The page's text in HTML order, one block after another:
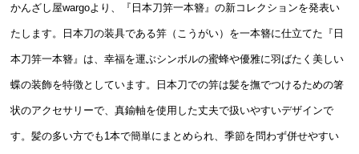
かんざし屋wargoより、『日本刀笄一本簪』の新コレクションを発表い
たします。日本刀の装具である笄（こうがい）を一本簪に仕立てた『日
本刀笄一本簪』は、幸福を運ぶシンボルの蜜蜂や優雅に羽ばたく美しい
蝶の装飾を特徴としています。日本刀での笄は髪を撫でつけるための箸
状のアクセサリーで、真鍮軸を使用した丈夫で扱いやすいデザインで
す。髪の多い方でも1本で簡単にまとめられ、季節を問わず併せやすい